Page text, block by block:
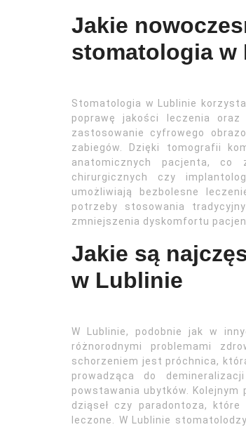
Jakie
stomatologia w
Stomatologia w Lublinie
poprawę jakości leczenia
zastosowanie cyfrowego
zabiegów. Dzięki tomografii
anatomicznych pacjenta, co
chirurgicznych czy
umożliwiają bezbolesne
potrzeby stosowania
zmniejszenia dyskomfortu
Jakie są
w Lublinie
W Lublinie, podobnie jak w
różnorodnymi problemami
schorzeniem jest próchnica,
prowadząca do
powstawania ubytków.
dziąseł czy paradontoza,
leczone. W Lublinie